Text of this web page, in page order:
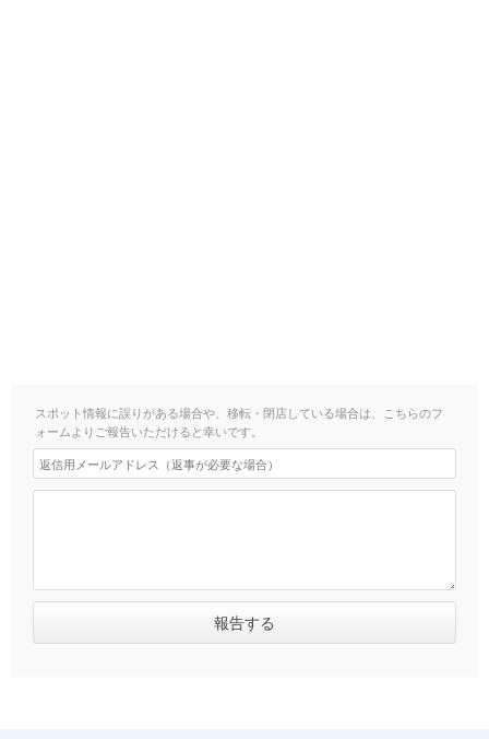
スポット情報に誤りがある場合や、移転・閉店している場合は、こちらのフ
ォームよりご報告いただけると幸いです。